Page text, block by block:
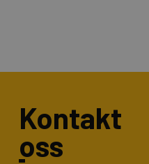
Kontakt
oss